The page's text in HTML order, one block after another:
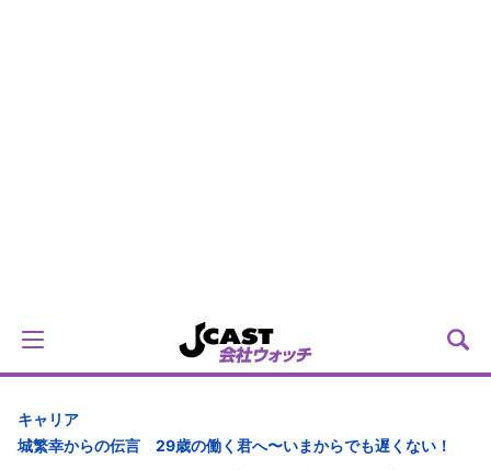
キャリア
城繁幸からの伝言 29歳の働く君へ〜いまからでも遅くない！